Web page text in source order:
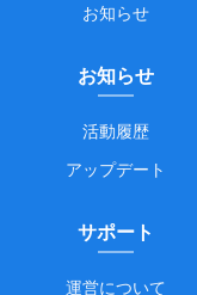
お知らせ
お知らせ
活動履歴
アップデート
サポート
運営について